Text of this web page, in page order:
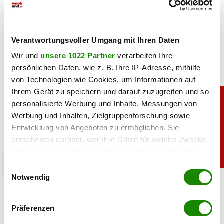
Verantwortungsvoller Umgang mit Ihren Daten
Wir und unsere 1022 Partner verarbeiten Ihre
persönlichen Daten, wie z. B. Ihre IP-Adresse, mithilfe
von Technologien wie Cookies, um Informationen auf
Ihrem Gerät zu speichern und darauf zuzugreifen und so
personalisierte Werbung und Inhalte, Messungen von
Werbung und Inhalten, Zielgruppenforschung sowie
Entwicklung von Angeboten zu ermöglichen. Sie
entscheiden darüber, wer Ihre Daten für welche Zwecke
Trigger Symbol ändern oder widerrufen
Informationen über Ihre geografische Lage
Notwendig
Präferenzen
Lindsey Vonn begeistert mit einem neuen Urlaubsfoto. Im
roten Bikini zeigt die Ski-Legende ihre Traumfigur und
Simone mit Ansage auf Instagram: „Komm nie